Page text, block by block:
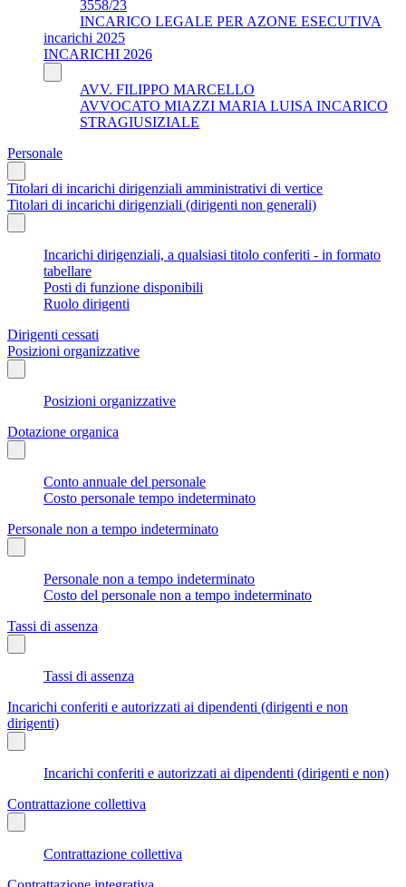
3558/23
INCARICO LEGALE PER AZONE ESECUTIVA
incarichi 2025
INCARICHI 2026
AVV. FILIPPO MARCELLO
AVVOCATO MIAZZI MARIA LUISA INCARICO
STRAGIUSIZIALE
Personale
Titolari di incarichi dirigenziali amministrativi di vertice
Titolari di incarichi dirigenziali (dirigenti non generali)
Incarichi dirigenziali, a qualsiasi titolo conferiti - in formato
tabellare
Posti di funzione disponibili
Ruolo dirigenti
Dirigenti cessati
Posizioni organizzative
Posizioni organizzative
Dotazione organica
Conto annuale del personale
Costo personale tempo indeterminato
Personale non a tempo indeterminato
Personale non a tempo indeterminato
Costo del personale non a tempo indeterminato
Tassi di assenza
Tassi di assenza
Incarichi conferiti e autorizzati ai dipendenti (dirigenti e non
dirigenti)
Incarichi conferiti e autorizzati ai dipendenti (dirigenti e non)
Contrattazione collettiva
Contrattazione collettiva